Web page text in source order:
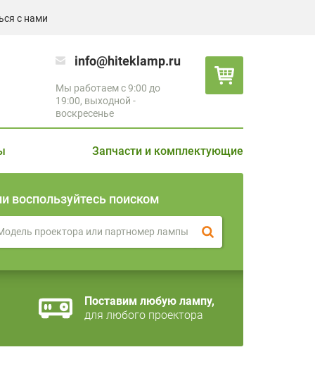
с нами
info@hiteklamp.ru
Мы работаем с 9:00 до
19:00, выходной -
воскресенье
Запчасти и комплектующие
воспользуйтесь поиском
Поставим любую лампу,
для любого проектора